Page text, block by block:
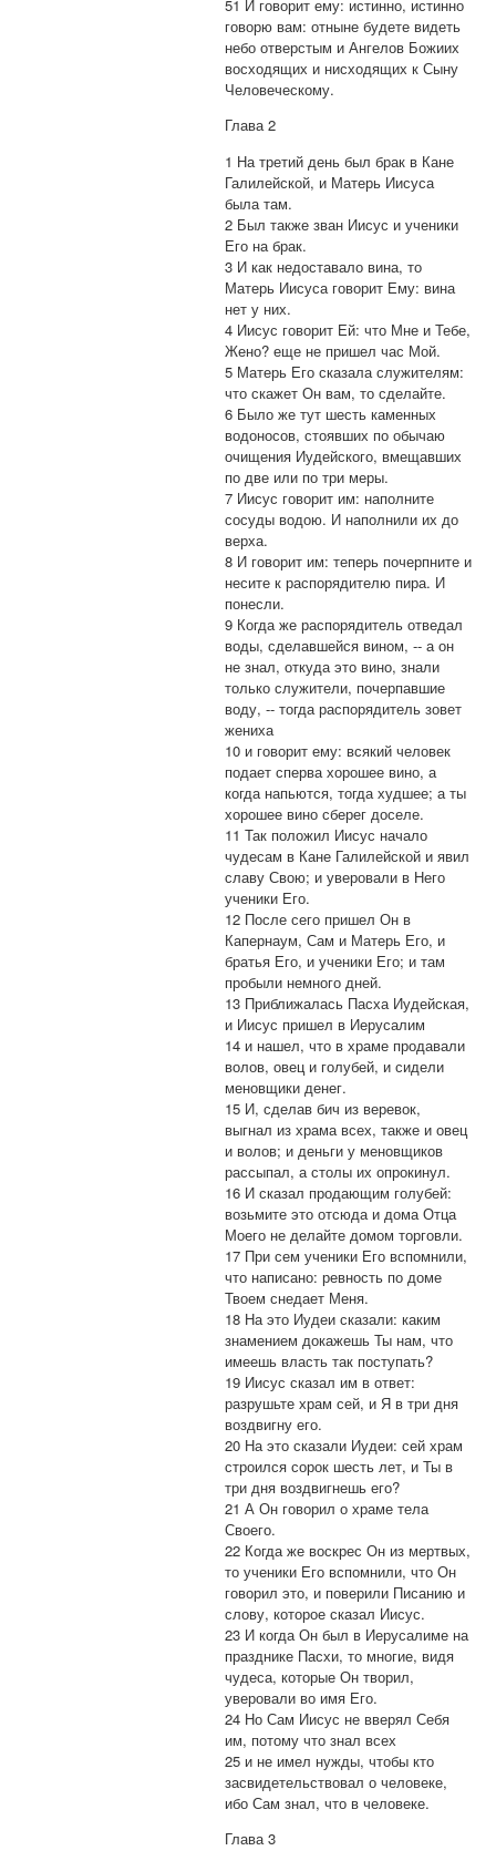
51 И говорит ему: истинно, истинно
говорю вам: отныне будете видеть
небо отверстым и Ангелов Божиих
восходящих и нисходящих к Сыну
Человеческому.
Глава 2
1 На третий день был брак в Кане
Галилейской, и Матерь Иисуса
была там.
2 Был также зван Иисус и ученики
Его на брак.
3 И как недоставало вина, то
Матерь Иисуса говорит Ему: вина
нет у них.
4 Иисус говорит Ей: что Мне и Тебе,
Жено? еще не пришел час Мой.
5 Матерь Его сказала служителям:
что скажет Он вам, то сделайте.
6 Было же тут шесть каменных
водоносов, стоявших по обычаю
очищения Иудейского, вмещавших
по две или по три меры.
7 Иисус говорит им: наполните
сосуды водою. И наполнили их до
верха.
8 И говорит им: теперь почерпните и
несите к распорядителю пира. И
понесли.
9 Когда же распорядитель отведал
воды, сделавшейся вином, -- а он
не знал, откуда это вино, знали
только служители, почерпавшие
воду, -- тогда распорядитель зовет
жениха
10 и говорит ему: всякий человек
подает сперва хорошее вино, а
когда напьются, тогда худшее; а ты
хорошее вино сберег доселе.
11 Так положил Иисус начало
чудесам в Кане Галилейской и явил
славу Свою; и уверовали в Него
ученики Его.
12 После сего пришел Он в
Капернаум, Сам и Матерь Его, и
братья Его, и ученики Его; и там
пробыли немного дней.
13 Приближалась Пасха Иудейская,
и Иисус пришел в Иерусалим
14 и нашел, что в храме продавали
волов, овец и голубей, и сидели
меновщики денег.
15 И, сделав бич из веревок,
выгнал из храма всех, также и овец
и волов; и деньги у меновщиков
рассыпал, а столы их опрокинул.
16 И сказал продающим голубей:
возьмите это отсюда и дома Отца
Моего не делайте домом торговли.
17 При сем ученики Его вспомнили,
что написано: ревность по доме
Твоем снедает Меня.
18 На это Иудеи сказали: каким
знамением докажешь Ты нам, что
имеешь власть так поступать?
19 Иисус сказал им в ответ:
разрушьте храм сей, и Я в три дня
воздвигну его.
20 На это сказали Иудеи: сей храм
строился сорок шесть лет, и Ты в
три дня воздвигнешь его?
21 А Он говорил о храме тела
Своего.
22 Когда же воскрес Он из мертвых,
то ученики Его вспомнили, что Он
говорил это, и поверили Писанию и
слову, которое сказал Иисус.
23 И когда Он был в Иерусалиме на
празднике Пасхи, то многие, видя
чудеса, которые Он творил,
уверовали во имя Его.
24 Но Сам Иисус не вверял Себя
им, потому что знал всех
25 и не имел нужды, чтобы кто
засвидетельствовал о человеке,
ибо Сам знал, что в человеке.
Глава 3